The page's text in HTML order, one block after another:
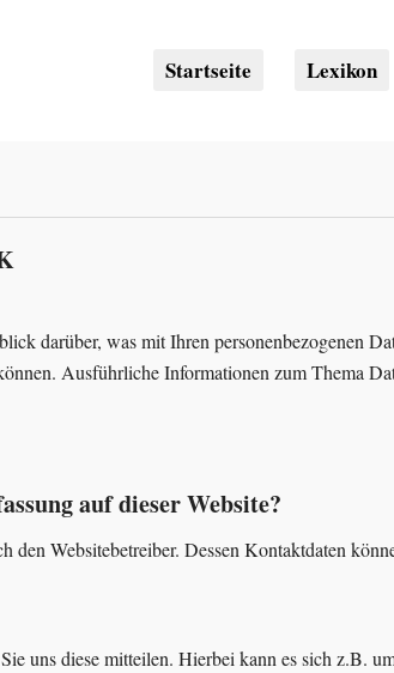
Startseite Lexikon
darüber, was mit Ihren personenbezogenen
Ausführliche Informationen zum Thema
auf dieser Website?
Websitebetreiber. Dessen Kontaktdaten
uns diese mitteilen. Hierbei kann es sich z.B.